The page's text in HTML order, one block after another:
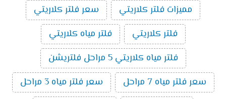
مميزات فلتر كلاريتي
سعر فلتر كلاريتي
فلتر كلاريتي
فلتر مياه كلاريتي
فلتر مياه كلاريتي 5 مراحل فلتريشن
سعر فلتر مياه 7 مراحل
سعر فلتر مياه 3 مراحل